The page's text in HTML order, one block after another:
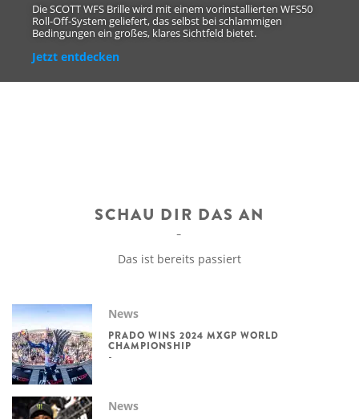
Die SCOTT WFS Brille wird mit einem vorinstallierten WFS50
Roll-Off-System geliefert, das selbst bei schlammigen
Bedingungen ein großes, klares Sichtfeld bietet.
Jetzt entdecken
SCHAU DIR DAS AN
Das ist bereits passiert
News
PRADO WINS 2024 MXGP WORLD
CHAMPIONSHIP
News